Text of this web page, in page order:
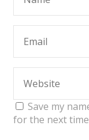
Save my
for the next